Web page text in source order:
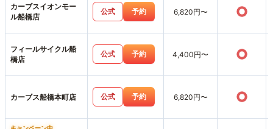
カーブスイオンモー
ル船橋店
公式 予約 6,820円〜 ○
フィールサイクル船
橋店
公式 予約 4,400円〜 ○
カーブス船橋本町店 公式 予約 6,820円〜 ○